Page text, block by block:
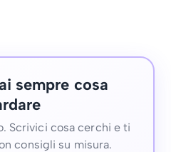
sempre cosa
Scrivici cosa cerchi e ti
consigli su misura.